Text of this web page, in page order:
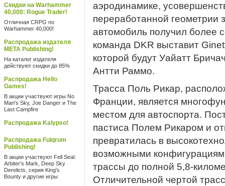
Скидки на Warhammer
40,000: Rogue Trader!
Отличная CRPG по
Warhammer 40,000!
Распродажа издателя
META Publishing!
На каталог издателя
действуют скидки до 85%
Распродажа Hello
Games!
В акции участвуют игры No
Man's Sky, Joe Danger и The
Last Campfire
Распродажа Kalypso!
Распродажа Fulqrum
Publishing!
В акции участвуют Fell Seal:
Arbiter's Mark, Deep Sky
Derelicts, серия King's
Bounty и другие игры
аэродинамике,
переработанной геометрии
автомобиль получил более
команда DKR выставит
которой будут Уайатт
Антти Раммо.
Трасса Поль Рикар,
Франции, является
местом для автоспорта.
пастиса Полем Рикаром и
превратилась в
возможными
трассы до полной 5,8-
Отличительной чертой